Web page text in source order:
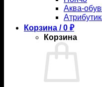
Аква-
Корзина /0 ₽
Корзина